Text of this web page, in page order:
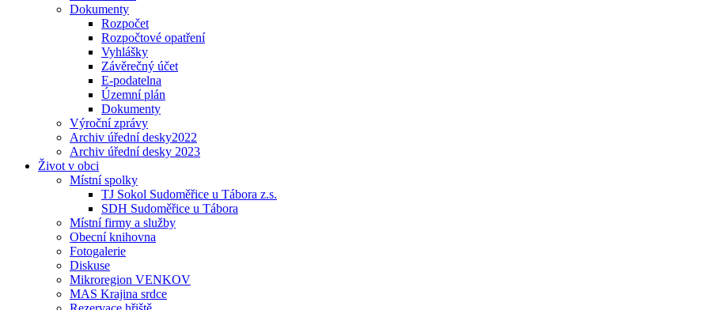
Dokumenty
Rozpočet
Rozpočtové opatření
Vyhlášky
Závěrečný účet
E-podatelna
Územní plán
Dokumenty
Výroční zprávy
Archiv úřední desky2022
Archiv úřední desky 2023
Život v obci
Místní spolky
TJ Sokol Sudoměřice u Tábora z.s.
SDH Sudoměřice u Tábora
Místní firmy a služby
Obecní knihovna
Fotogalerie
Diskuse
Mikroregion VENKOV
MAS Krajina srdce